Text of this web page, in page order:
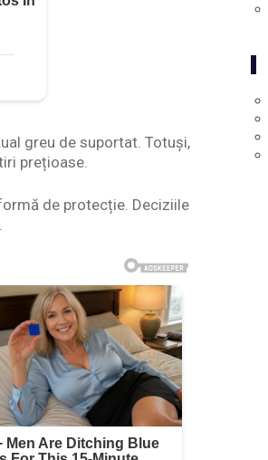
greu de suportat. Totuși,
prețioase.
de protecție. Deciziile